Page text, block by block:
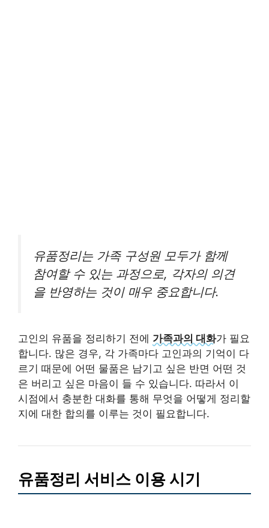
유품정리는 가족 구성원 모두가 함께
참여할 수 있는 과정으로, 각자의 의견
을 반영하는 것이 매우 중요합니다.
고인의 유품을 정리하기 전에 가족과의 대화가 필요
합니다. 많은 경우, 각 가족마다 고인과의 기억이 다
르기 때문에 어떤 물품은 남기고 싶은 반면 어떤 것
은 버리고 싶은 마음이 들 수 있습니다. 따라서 이
시점에서 충분한 대화를 통해 무엇을 어떻게 정리할
지에 대한 합의를 이루는 것이 필요합니다.
유품정리 서비스 이용 시기